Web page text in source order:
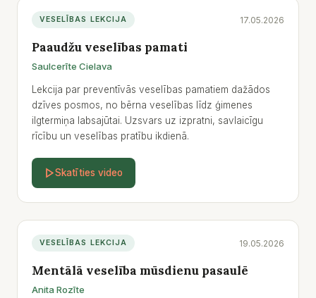
VESELĪBAS LEKCIJA 17.05.2026
Paaudžu veselības pamati
Saulcerīte Cielava
Lekcija par preventīvās veselības pamatiem dažādos
dzīves posmos, no bērna veselības līdz ģimenes
ilgtermiņa labsajūtai. Uzsvars uz izpratni, savlaicīgu
rīcību un veselības pratību ikdienā.
Skatīties video
VESELĪBAS LEKCIJA 19.05.2026
Mentālā veselība mūsdienu pasaulē
Anita Rozīte